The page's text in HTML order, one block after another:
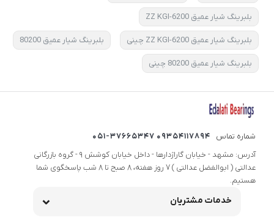
بلبرینگ شیار عمیق 6200-ZZ KGI
بلبرینگ شیار عمیق 6200-ZZ KGI چینی بلبرینگ شیار عمیق 80200
بلبرینگ شیار عمیق 80200 چینی
شماره تماس
09354117894 051-37665347
آدرس: مشهد - خیابان گاراژدارها - داخل خیابان کوشش 9 - گروه بازرگانی
عدالتی ( ابوالفضل عدالتی ) 7 روز هفته، 8 صبح تا 8 شب پاسخگوی شما
هستیم.
خدمات مشتریان